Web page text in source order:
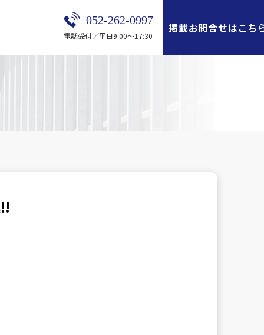
052-262-0997
電話受付／平日9:00～17:30
掲載お問合せはこち